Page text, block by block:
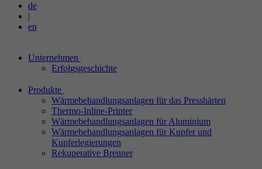
de
|
en
Unternehmen
Erfolgsgeschichte
Produkte
Wärmebehandlungsanlagen für das Presshärten
Thermo-Inline-Printer
Wärmebehandlungsanlagen für Aluminium
Wärmebehandlungsanlagen für Kupfer und
Kupferlegierungen
Rekuperative Brenner